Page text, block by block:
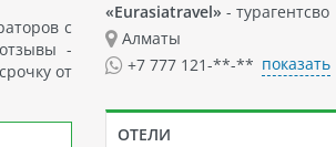
с
-
от
«Eurasiatravel» - турагентсво
Алматы
+7 777 121-**-** показать
ОТЕЛИ